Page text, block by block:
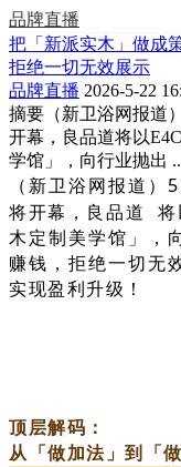
品牌直播
把「新派实木」做成
拒绝一切无效展示
品牌直播 2026-5-22
摘要 （新卫浴网报道
开幕，良品道将以
学馆」，向行业抛出
（新卫浴网报道
将开幕， 良品道
木定制美学馆」，
赚钱，拒绝一切无
实现盈利升级！
顶层解码：
从「做加法」到「